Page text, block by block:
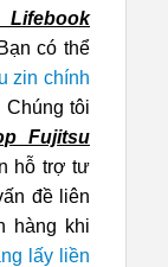
có thể
zin chính
Chúng tôi
Fujitsu
hỗ trợ tư
đề liên
hàng khi
lấy liền